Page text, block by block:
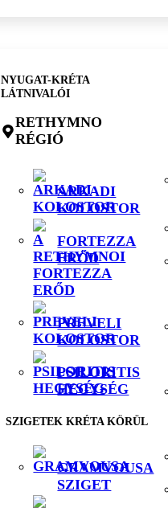
NYUGAT-KRÉTA
LÁTNIVALÓI
RETHYMNO
RÉGIÓ
ARKADI
KOLOSTOR
FORTEZZA
ERŐD
PREVELI
KOLOSTOR
PSILORITIS
HEGYSÉG
SZIGETEK KRÉTA KÖRÜL
GRAMVOUSA
SZIGET